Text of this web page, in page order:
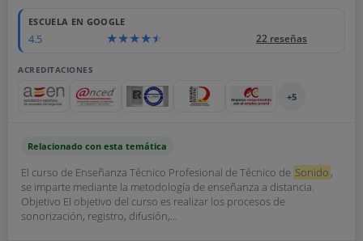
ESCUELA EN GOOGLE
4.5 22 reseñas
ACREDITACIONES
+5
Relacionado con esta temática
El curso de Enseñanza Técnico Profesional de Técnico de Sonido ,
se imparte mediante la metodología de enseñanza a distancia.
Objetivo El objetivo del curso es realizar los procesos de
sonorización, registro, difusión,...